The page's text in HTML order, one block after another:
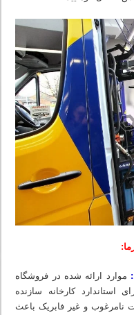
موارد ارائه شده در فروشگاه
استاندارد کارخانه سازنده
نامرغوب و غیر فابریک باعث